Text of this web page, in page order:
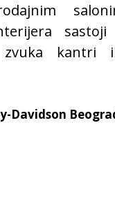
zvuka kantri
Davidson